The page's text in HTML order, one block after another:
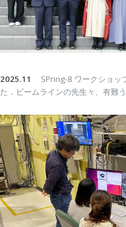
2025.11
SPring-8 ワークショッ
た．ビームラインの先生々、有難